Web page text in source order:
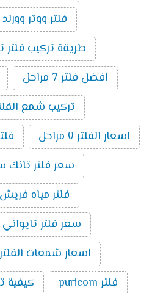
فلتر ووتر وورلد 7 مراحل
طريقة تركيب فلتر تانك 7
افضل فلتر 7 مراحل
تركيب شمع الفلتر 7
اسعار الفلتر ٧ مراحل
سعر فلتر تانك
فلتر مياه فريش 7 مراحل
سعر فلتر
اسعار شمعات
فلتر puricom
كيفية